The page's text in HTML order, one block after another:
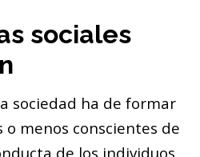
sociales
sociedad ha de formar
menos conscientes de
de los individuos